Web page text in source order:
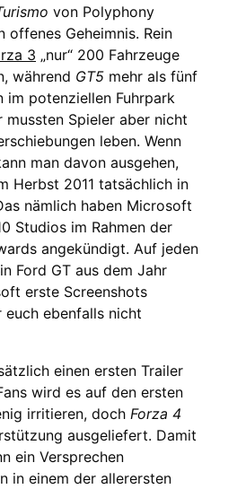
von Polyphony
Geheimnis. Rein
3 „nur“ 200 Fahrzeuge
während GT5 mehr als fünf
im potenziellen Fuhrpark
Spieler aber nicht
leben. Wenn
man davon ausgehen,
Herbst 2011 tatsächlich in
nämlich haben Microsoft
Studios im Rahmen der
angekündigt. Auf jeden
Ford GT aus dem Jahr
erste Screenshots
ebenfalls nicht
einen ersten Trailer
wird es auf den ersten
irritieren, doch Forza 4
ausgeliefert. Damit
ein Versprechen
in einem der allerersten